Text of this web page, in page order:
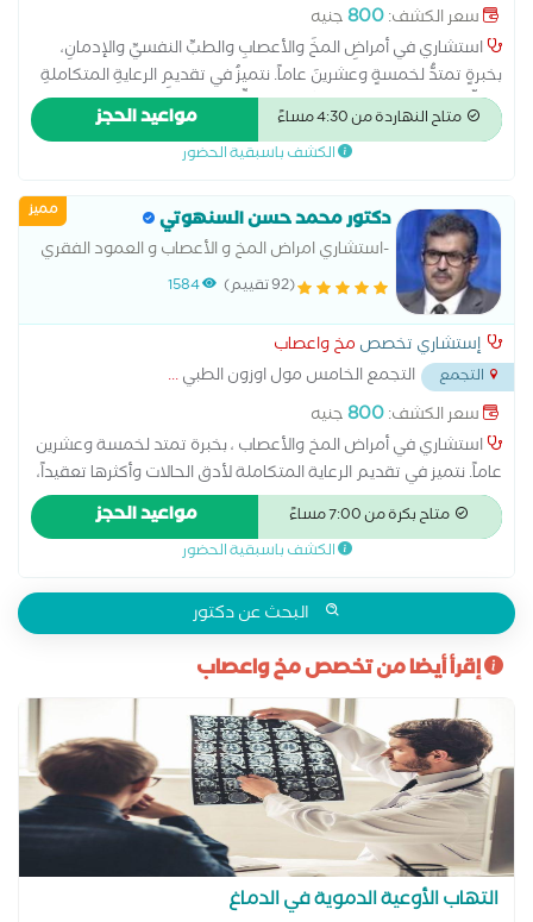
سعر الكشف:800جنيه
استشاري في أمراضِ المخِّ والأعصابِ والطبِّ النفسيِّ والإدمانِ،
بخبرةٍ تمتدُّ لخمسةٍ وعشرينَ عاماً. نتميزُ في تقديمِ الرعايةِ المتكاملةِ
لأدقِّ الحالاتِ وأكثرِها تعقيداً، مع سجلٍّ حافلٍ في علاجِ العديدِ من
الحالاتِ المعقدةِ وتحقيقِ نسبِ شفاءِ عاليةٍ، مدعومينَ بشهاداتٍ
مرموقةٍ من جامعاتٍ عالميةٍ، بالإضافةِ إلى خبرةٍ دوليةٍ في العديدِ من
الدماغيةِ، التشنجاتِ الصرعيةِ، حالاتِ الرعاشِ، الباركنسون، وحالاتِ
الأعصابِ المعقدةِ، مع توفيرِ متابعةٍ مستمرةٍ للمريضِ.
متاح النهاردة من 4:30 مساءً مواعيد الحجز
الكشف باسبقية الحضور
مميز دكتور محمد حسن السنهوتي
-استشاري امراض المخ و الأعصاب و العمود الفقري
(92 تقييم) 1584
إستشاري تخصص مخ واعصاب
التجمع التجمع الخامس مول اوزون الطبي...
سعر الكشف:800جنيه
استشاري في أمراض المخ والأعصاب ، بخبرة تمتد لخمسة وعشرين
عاماً. نتميز في تقديم الرعاية المتكاملة لأدق الحالات وأكثرها تعقيداً،
مع سجل حافل في علاج العديد من الحالات المعقدة وتحقيق نسب
شفاء عالية، مدعومين بشهادات مرموقة من جامعات عالمية،
بالإضافة إلى خبرة دولية في العديد من دول العالم، مستخدمين
الصرعية، حالات الرعاش، الباركنسون، وحالات الأعصاب المعقدة، مع
توفير متابعة مستمرة للمريض.
متاح بكرة من 7:00 مساءً مواعيد الحجز
الكشف باسبقية الحضور
البحث عن دكتور
إقرأ أيضا من تخصص مخ واعصاب
التهاب الأوعية الدموية في الدماغ